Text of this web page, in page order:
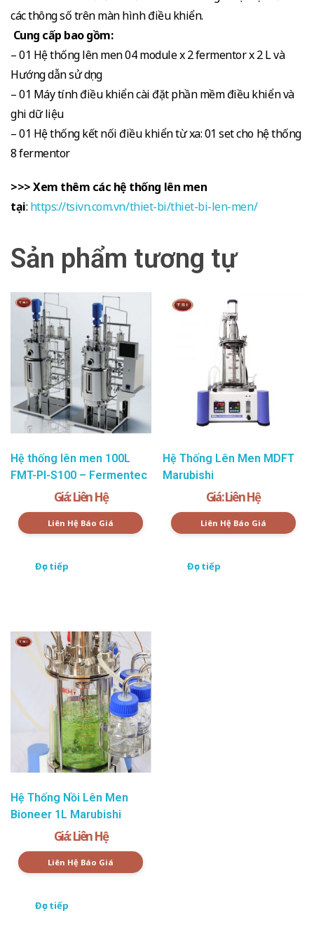
các thông số trên màn hình điều khiển.
Cung cấp bao gồm:
– 01 Hệ thống lên men 04 module x 2 fermentor x 2 L và
Hướng dẫn sử dụng
– 01 Máy tính điều khiển cài đặt phần mềm điều khiển và
ghi dữ liệu
– 01 Hệ thống kết nối điều khiển từ xa: 01 set cho hệ thống
8 fermentor
>>> Xem thêm các hệ thống lên men
tại: https://tsivn.com.vn/thiet-bi/thiet-bi-len-men/
Sản phẩm tương tự
Hệ thống lên men 100L
FMT-PI-S100 – Fermentec
Giá: Liên Hệ
Liên Hệ Báo Giá
Đọc tiếp
Hệ Thống Lên Men MDFT
Marubishi
Giá: Liên Hệ
Liên Hệ Báo Giá
Đọc tiếp
Hệ Thống Nồi Lên Men
Bioneer 1L Marubishi
Giá: Liên Hệ
Liên Hệ Báo Giá
Đọc tiếp